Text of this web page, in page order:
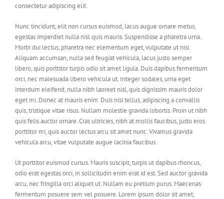
consectetur adipiscing elit.
Nunc tincidunt, elit non cursus euismod, lacus augue ornare metus,
egestas imperdiet nulla nisl quis mauris. Suspendisse a pharetra urna.
Morbi dui lectus, pharetra nec elementum eget, vulputate ut nisi.
Aliquam accumsan, nulla sed feugiat vehicula, lacus justo semper
libero, quis porttitor turpis odio sit amet ligula. Duis dapibus fermentum
orci, nec malesuada libero vehicula ut. Integer sodales, urna eget
interdum eleifend, nulla nibh laoreet nisl, quis dignissim mauris dolor
eget mi. Donec at mauris enim. Duis nisi tellus, adipiscing a convallis
quis, tristique vitae risus. Nullam molestie gravida lobortis. Proin ut nibh
quis felis auctor ornare. Cras ultricies, nibh at mollis faucibus, justo eros
porttitor mi, quis auctor lectus arcu sit amet nunc. Vivamus gravida
vehicula arcu, vitae vulputate augue lacinia faucibus.
Ut porttitor euismod cursus. Mauris suscipit, turpis ut dapibus rhoncus,
odio erat egestas orci, in sollicitudin enim erat id est. Sed auctor gravida
arcu, nec fringilla orci aliquet ut. Nullam eu pretium purus. Maecenas
fermentum posuere sem vel posuere. Lorem ipsum dolor sit amet,